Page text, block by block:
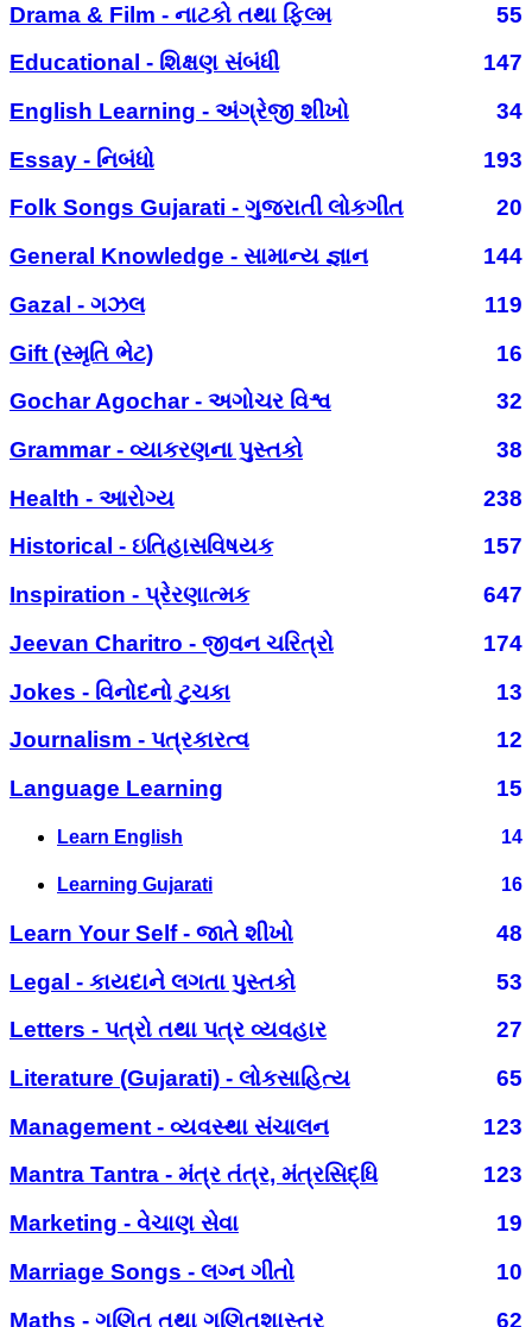
Drama & Film - નાટકો તથા ફિલ્મ
55
Educational - શિક્ષણ સંબંધી
147
English Learning - અંગ્રેજી શીખો
34
Essay - નિબંધો
193
Folk Songs Gujarati - ગુજરાતી લોકગીત
20
General Knowledge - સામાન્ય જ્ઞાન
144
Gazal - ગઝલ
119
Gift (સ્મૃતિ ભેટ)
16
Gochar Agochar - અગોચર વિશ્વ
32
Grammar - વ્યાકરણના પુસ્તકો
38
Health - આરોગ્ય
238
Historical - ઇતિહાસવિષયક
157
Inspiration - પ્રેરણાત્મક
647
Jeevan Charitro - જીવન ચરિત્રો
174
Jokes - વિનોદનો ટુચકા
13
Journalism - પત્રકારત્વ
12
Language Learning
15
Learn English 14
Learning Gujarati 16
Learn Your Self - જાતે શીખો
48
Legal - કાયદાને લગતા પુસ્તકો
53
Letters - પત્રો તથા પત્ર વ્યવહાર
27
Literature (Gujarati) - લોકસાહિત્ય
65
Management - વ્યવસ્થા સંચાલન
123
Mantra Tantra - મંત્ર તંત્ર, મંત્રસિદ્ધિ
123
Marketing - વેચાણ સેવા
19
Marriage Songs - લગ્ન ગીતો
10
Maths - ગણિત તથા ગણિતશાસ્ત્ર
62